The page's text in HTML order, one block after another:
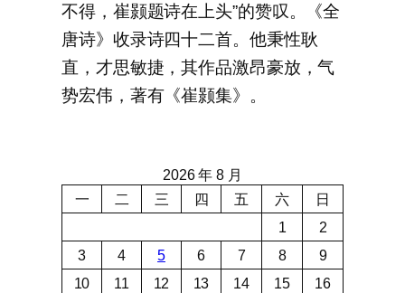
不得，崔颢题诗在上头”的赞叹。《全
唐诗》收录诗四十二首。他秉性耿
直，才思敏捷，其作品激昂豪放，气
势宏伟，著有《崔颢集》。
2026 年 8 月
一
二 三 四 五 六
日
1
2
3
4 5 6 7 8
9
10
11 12 13 14 15
16